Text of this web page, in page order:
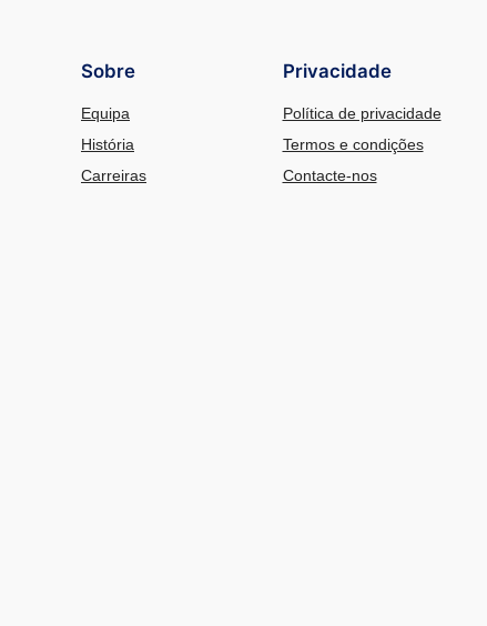
Sobre
Equipa
História
Carreiras
Privacidade
Política de privacidade
Termos e condições
Contacte-nos